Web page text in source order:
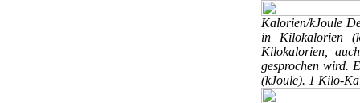
Kalorien/kJoule
in Kilokalorien
Kilokalorien,
gesprochen wird.
(kJoule). 1 Kilo-